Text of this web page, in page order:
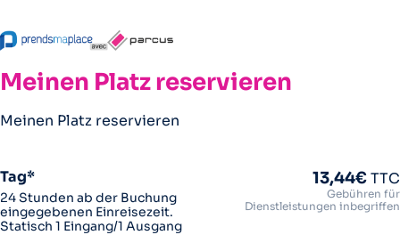
Meinen Platz reservieren
Meinen Platz reservieren
Tag*
24 Stunden ab der Buchung
eingegebenen Einreisezeit.
Statisch 1 Eingang/1 Ausgang
13,44€TTC
Gebühren für
Dienstleistungen inbegriffen